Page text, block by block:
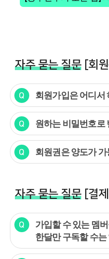
자주 묻는 질문[회원
회원가입은 어디서
원하는 비밀번호로
회원권은 양도가
자주 묻는 질문[결제
가입할 수 있는 멤
한달만 구독할 수는